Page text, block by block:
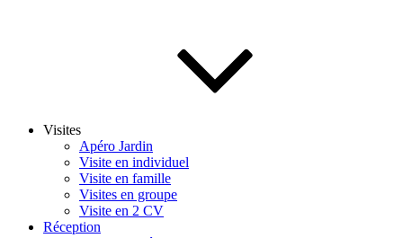
Visites
Apéro Jardin
Visite en individuel
Visite en famille
Visites en groupe
Visite en 2 CV
Réception